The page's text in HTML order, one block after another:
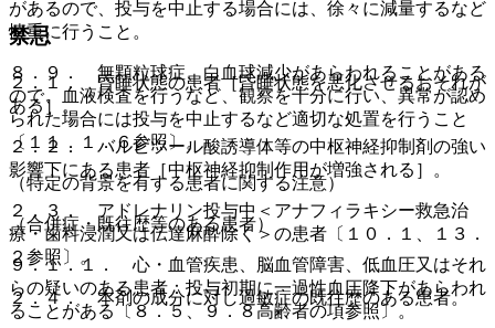
があるので、投与を中止する場合には、徐々に減量するなど
慎重に行うこと。
８．９． 無顆粒球症、白血球減少があらわれることがある
ので、血液検査を行うなど、観察を十分に行い、異常が認め
られた場合には投与を中止するなど適切な処置を行うこと
〔１１．１．６参照〕。
（特定の背景を有する患者に関する注意）
（合併症・既往歴等のある患者）
９．１．１． 心・血管疾患、脳血管障害、低血圧又はそれ
らの疑いのある患者：投与初期に一過性血圧降下があらわれ
ることがある〔８．５、９．８高齢者の項参照〕。
禁忌
２．１． 昏睡状態の患者［昏睡状態を悪化させるおそれが
ある］。
２．２． バルビツール酸誘導体等の中枢神経抑制剤の強い
影響下にある患者［中枢神経抑制作用が増強される］。
２．３． アドレナリン投与中＜アナフィラキシー救急治
療・歯科浸潤又は伝達麻酔除く＞の患者〔１０．１、１３．
２参照〕。
２．４． 本剤の成分に対し過敏症の既往歴のある患者。